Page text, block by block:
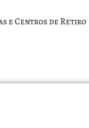
e Centros de Retiro